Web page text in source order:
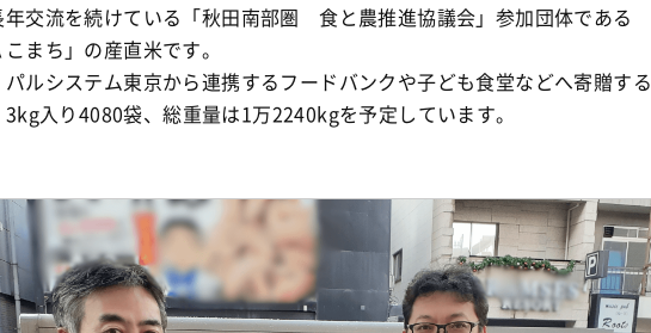
年交流を続けている「秋田南部圏 食と農推進協議会」参加団体である
こまち」の産直米です。
パルシステム東京から連携するフードバンクや子ども食堂などへ寄贈する
3kg入り4080袋、総重量は1万2240kgを予定しています。